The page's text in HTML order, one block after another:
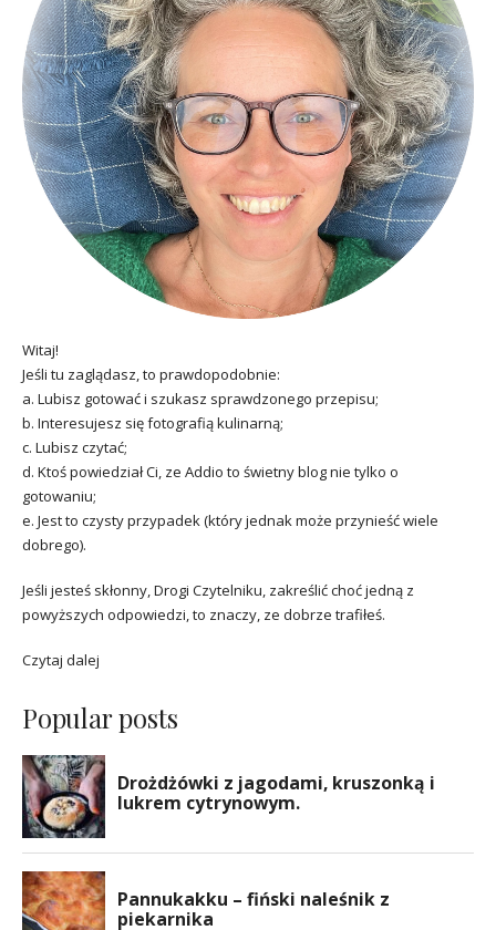
Witaj!
Jeśli tu zaglądasz, to prawdopodobnie:
a. Lubisz gotować i szukasz sprawdzonego przepisu;
b. Interesujesz się fotografią kulinarną;
c. Lubisz czytać;
d. Ktoś powiedział Ci, ze Addio to świetny blog nie tylko o
gotowaniu;
e. Jest to czysty przypadek (który jednak może przynieść wiele
dobrego).
Jeśli jesteś skłonny, Drogi Czytelniku, zakreślić choć jedną z
powyższych odpowiedzi, to znaczy, ze dobrze trafiłeś.
Czytaj dalej
Popular posts